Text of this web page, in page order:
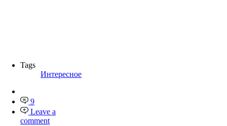
Tags
Интересное
9
Leave a
comment